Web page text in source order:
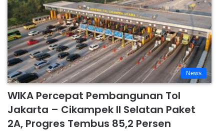
News
WIKA Percepat Pembangunan Tol
Jakarta – Cikampek II Selatan Paket
2A, Progres Tembus 85,2 Persen